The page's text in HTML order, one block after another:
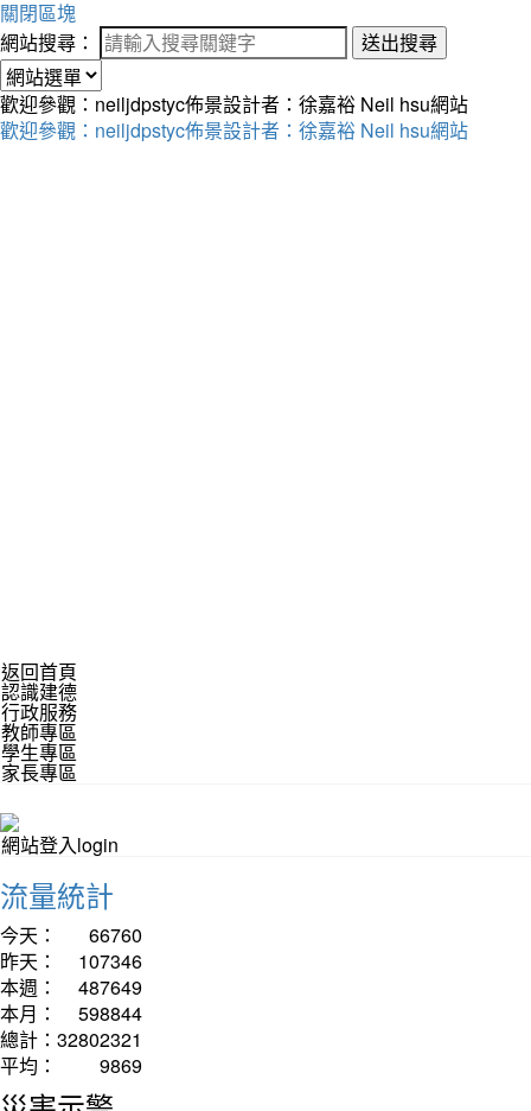
關閉區塊
網站搜尋：
送出搜尋
歡迎參觀：neiljdpstyc佈景設計者：徐嘉裕 Neil hsu網站
歡迎參觀：neiljdpstyc佈景設計者：徐嘉裕 Neil hsu網站
返回首頁
認識建德
行政服務
教師專區
學生專區
家長專區
網站登入login
流量統計
今天：
66760
昨天：
107346
本週：
487649
本月：
598844
總計： 32802321
平均：
9869